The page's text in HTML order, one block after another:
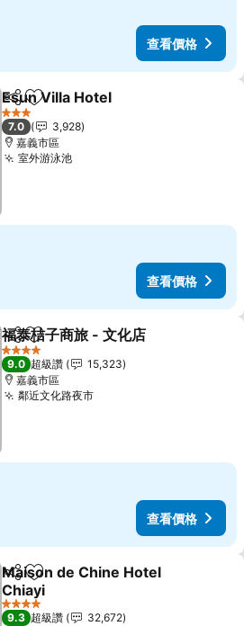
查看價格
分享 加入我的最愛
Esun Villa Hotel
3 星級
7.0
3,928
嘉義市區
室外游泳池
查看價格
分享 加入我的最愛
福泰桔子商旅 - 文化店
4 星級
9.0 超級讚
15,323
嘉義市區
鄰近文化路夜市
查看價格
分享 加入我的最愛
Maison de Chine Hotel
Chiayi
4 星級
9.3 超級讚
32,672